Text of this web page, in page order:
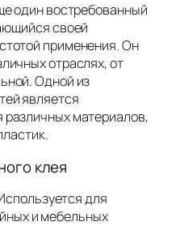
один востребованный
своей
применения. Он
отраслях, от
Одной из
является
материалов,
клея
для
и мебельных